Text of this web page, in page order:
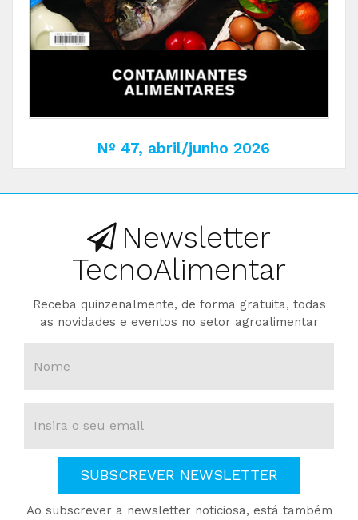
Nº 47, abril/junho 2026
Newsletter
TecnoAlimentar
Receba quinzenalmente, de forma gratuita, todas
as novidades e eventos no setor agroalimentar
SUBSCREVER NEWSLETTER
Ao subscrever a newsletter noticiosa, está também